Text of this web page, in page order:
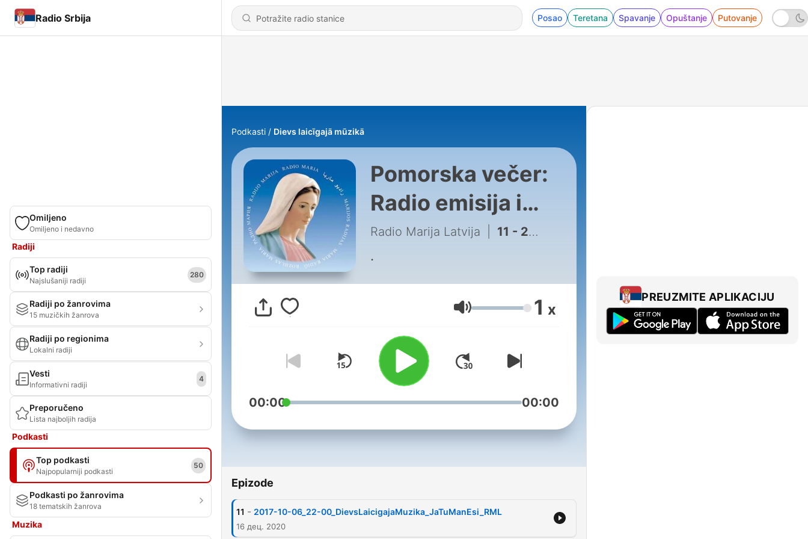
Radio Srbija Posao Teretana Spavanje Opuštanje Putovanje
Omiljeno
Omiljeno i nedavno
Radiji
Top radiji
Najslušaniji radiji
280
Radiji po žanrovima
15 muzičkih žanrova
Radiji po regionima
Lokalni radiji
Vesti
Informativni radiji
4
Preporučeno
Lista najboljih radija
Podkasti
Top podkasti
Najpopularniji podkasti
50
Podkasti po žanrovima
18 tematskih žanrova
Muzika
Podkasti Dievs laicīgajā mūzikā
Pomorska večer:
Radio emisija i
podkast
Radio Marija Latvija 11 - 2017-10-06_22-00_DievsLaicigajaMuzika_JaTuManEsi_RML
.
Jačina zvuka 1 x
00:00 00:00
Epizode
11 - 2017-10-06_22-00_DievsLaicigajaMuzika_JaTuManEsi_RML
16 дец. 2020
PREUZMITE APLIKACIJU